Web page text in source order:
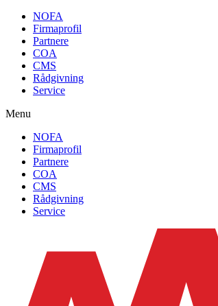
NOFA
Firmaprofil
Partnere
COA
CMS
Rådgivning
Service
Menu
NOFA
Firmaprofil
Partnere
COA
CMS
Rådgivning
Service